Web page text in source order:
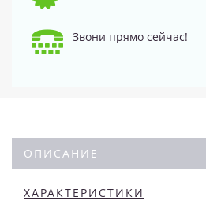
Звони прямо сейчас!
ОПИСАНИЕ
ХАРАКТЕРИСТИКИ